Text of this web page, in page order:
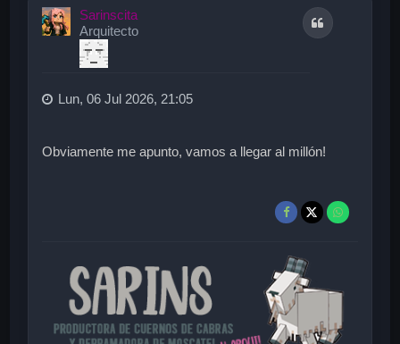
Sarinscita
Arquitecto
Citar
Lun, 06 Jul 2026, 21:05
Obviamente me apunto, vamos a llegar al millón!